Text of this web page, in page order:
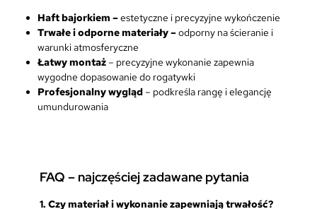
o
Haft bajorkiem –estetyczne i precyzyjne wykończenie
Trwałe i odporne materiały –odporny na ścieranie i
warunki atmosferyczne
Łatwy montaż – precyzyjne wykonanie zapewnia
wygodne dopasowanie do rogatywki
Profesjonalny wygląd – podkreśla rangę i elegancję
umundurowania
FAQ – najczęściej zadawane pytania
1. Czy materiał i wykonanie zapewniają trwałość?